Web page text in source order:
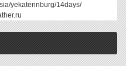
yekaterinburg/14days/